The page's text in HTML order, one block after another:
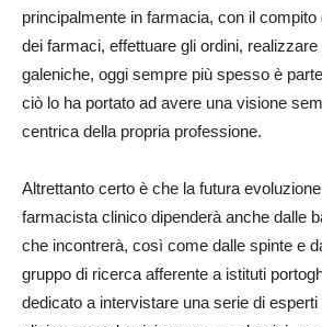
principalmente in farmacia, con il compito
dei farmaci, effettuare gli ordini,
galeniche, oggi sempre più spesso è
ciò lo ha portato ad avere una visione
centrica della propria professione.
Altrettanto certo è che la futura
farmacista clinico dipenderà anche dalle
che incontrerà, così come dalle spinte e
gruppo di ricerca afferente a istituti
dedicato a intervistare una serie di